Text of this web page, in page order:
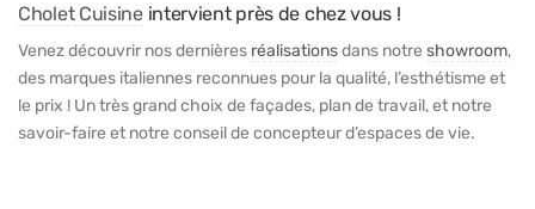
Cholet Cuisineintervient près de chez vous !
Venez découvrir nos dernières réalisationsdans notre showroom,
des marques italiennes reconnues pour la qualité, l’esthétisme et
le prix ! Un très grand choix de façades, plan de travail, et notre
savoir-faire et notre conseil de concepteur d’espaces de vie.